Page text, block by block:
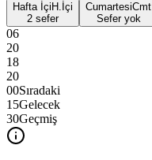
Hafta İçi H.İçi
2 sefer
CumartesiCmt
Sefer yok
06
20
18
20
00Sıradaki
15Gelecek
30Geçmiş